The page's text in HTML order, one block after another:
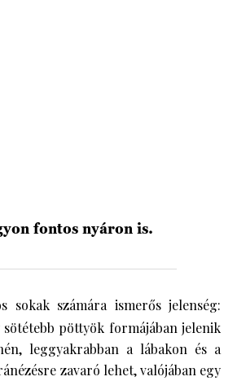
fontos nyáron is.
sokak számára ismerős jelenség:
pöttyök formájában jelenik
leggyakrabban a lábakon és a
zavaró lehet, valójában egy